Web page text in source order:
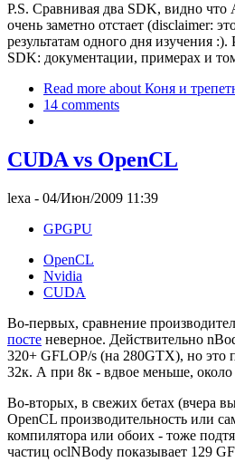
P.S. Сравнивая два SDK, видно что
очень заметно отстает (disclaimer:
результатам одного дня изучения
SDK: документации, примерах и
Read more about Коня и
14 comments
CUDA vs OpenCL
lexa - 04/Июн/2009 11:39
GPGPU
OpenCL
Nvidia
CUDA
Во-первых, сравнение
посте неверное. Действительно
320+ GFLOP/s (на 280GTX), но это
32к. А при 8к - вдвое меньше,
Во-вторых, в свежих бетах (вчера
OpenCL производительность или
компилятора или обоих - тоже
частиц oclNBody показывает 129